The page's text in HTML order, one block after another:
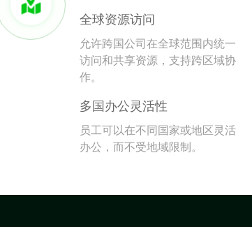
全球资源访问
允许跨国公司在全球范围内统一
访问和共享资源，支持跨区域协
作。
多国办公灵活性
员工可以在不同国家或地区灵活
办公，而不受地域限制。